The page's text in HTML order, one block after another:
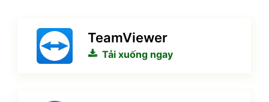
TeamViewer
Tải xuống ngay